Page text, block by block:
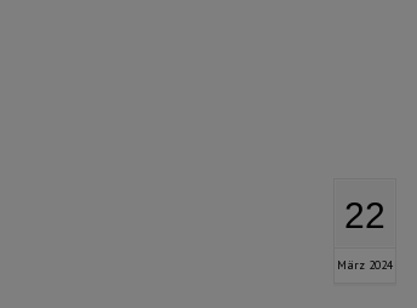
22
März 2024